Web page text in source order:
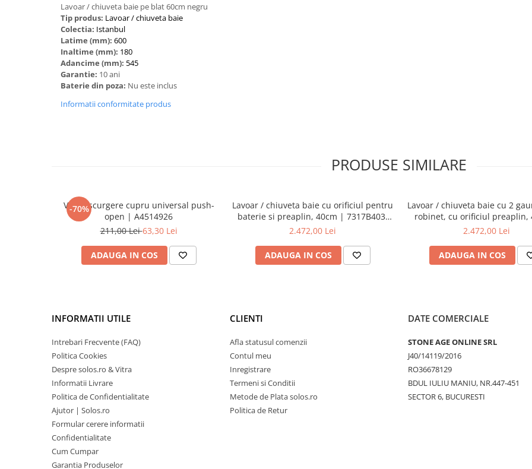
‎Lavoar / chiuveta baie pe blat 60cm negru
Tip produs: ‎Lavoar / chiuveta baie
Colectia: Istanbul
Latime (mm): 600
Inaltime (mm): 180
Adancime (mm): 545
Garantie: 10 ani
Baterie din poza: Nu este inclus
Informatii conformitate produs
PRODUSE SIMILARE
-70%
Ventil scurgere cupru universal push-
open | A4514926
211,00 Lei63,30 Lei
ADAUGA IN COS
Lavoar / chiuveta baie cu orificiul pentru
baterie si preaplin, 40cm | 7317B403-
0001
2.472,00 Lei
ADAUGA IN COS
Lavoar / chiuveta baie cu 2
robinet, cu orificiul preaplin,
7317B403-1740
2.472,00 Lei
ADAUGA IN COS
INFORMATII UTILE
Intrebari Frecvente (FAQ)
Politica Cookies
Despre solos.ro & Vitra
Informatii Livrare
Politica de Confidentialitate
Ajutor | Solos.ro
Formular cerere informatii
Confidentialitate
Cum Cumpar
Garantia Produselor
CLIENTI
Afla statusul comenzii
Contul meu
Inregistrare
Termeni si Conditii
Metode de Plata solos.ro
Politica de Retur
DATE COMERCIALE
STONE AGE ONLINE SRL
J40/14119/2016
RO36678129
BDUL IULIU MANIU, NR.447-451
SECTOR 6, BUCURESTI